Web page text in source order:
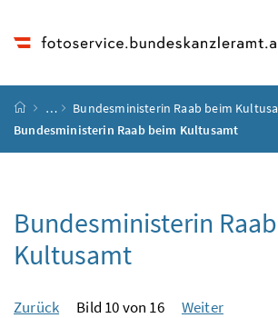
Startseite
…
Bundesministerin Raab beim
Bundesministerin Raab beim Kultusamt
Bundesministerin
Kultusamt
Zurück Bild 10 von 16 Weiter